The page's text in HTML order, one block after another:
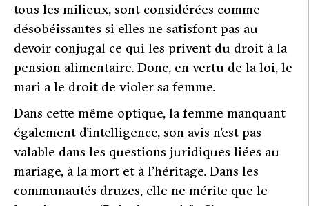
tous les milieux, sont considérées comme
désobéissantes si elles ne satisfont pas au
devoir conjugal ce qui les privent du droit à la
pension alimentaire. Donc, en vertu de la loi, le
mari a le droit de violer sa femme.
Dans cette même optique, la femme manquant
également d’intelligence, son avis n’est pas
valable dans les questions juridiques liées au
mariage, à la mort et à l’héritage. Dans les
communautés druzes, elle ne mérite que le